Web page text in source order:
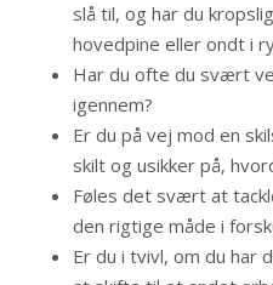
slå til, og har du
hovedpine eller ondt i
Har du ofte du svært
igennem?
Er du på vej mod en
skilt og usikker på,
Føles det svært at
den rigtige måde i
Er du i tvivl, om du har